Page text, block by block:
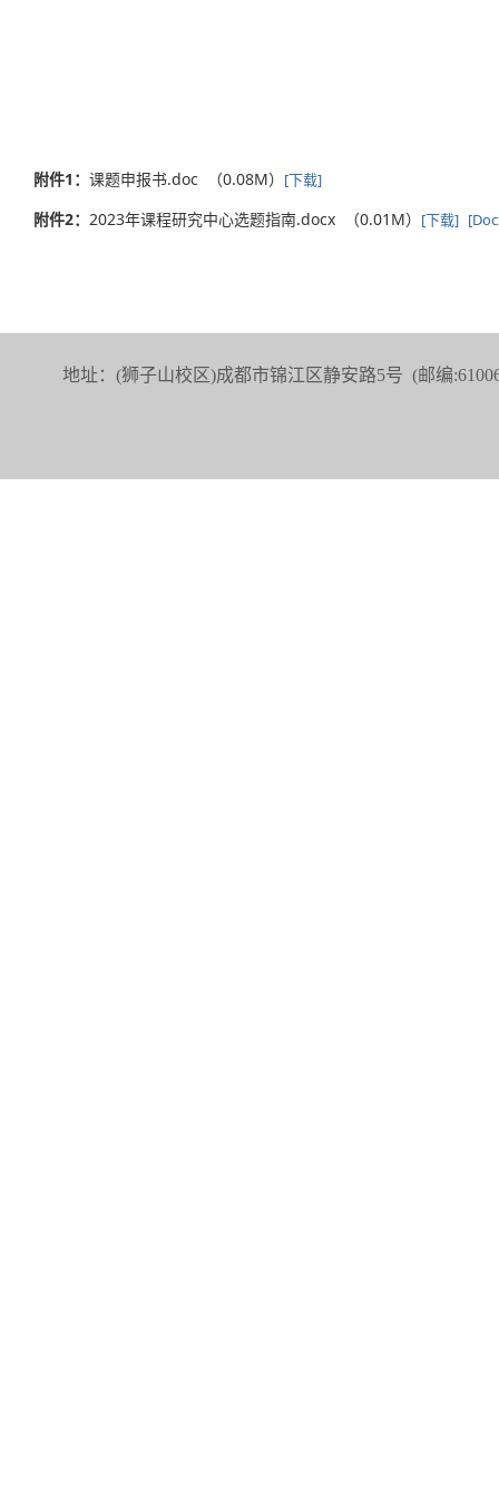
附件1： 课题申报书.doc （0.08M） [下载]
附件2： 2023年课程研究中心选题指南.docx （0.01M） [下载]
地址：(狮子山校区)成都市锦江区静安路5号 (邮编